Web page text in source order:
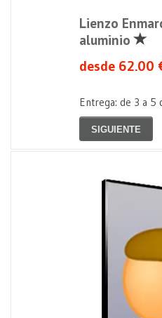
Lienzo
aluminio
desde 62.00
Entrega: de 3 a 5
SIGUIENTE